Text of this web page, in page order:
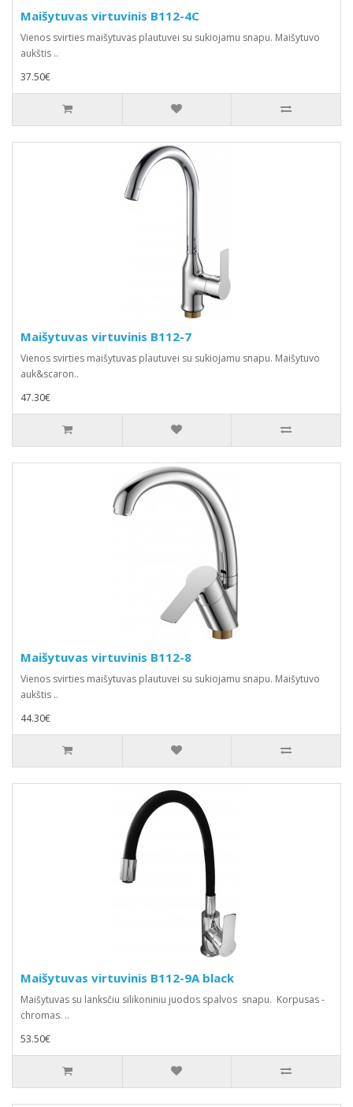
Maišytuvas virtuvinis B112-4C
Vienos svirties maišytuvas plautuvei su sukiojamu snapu. Maišytuvo
aukštis ..
37.50€
Maišytuvas virtuvinis B112-7
Vienos svirties maišytuvas plautuvei su sukiojamu snapu. Maišytuvo
auk&scaron..
47.30€
Maišytuvas virtuvinis B112-8
Vienos svirties maišytuvas plautuvei su sukiojamu snapu. Maišytuvo
aukštis ..
44.30€
Maišytuvas virtuvinis B112-9A black
Maišytuvas su lanksčiu silikoniniu juodos spalvos snapu. Korpusas -
chromas. ..
53.50€